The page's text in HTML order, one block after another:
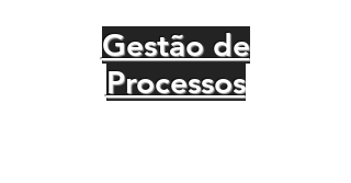
Gestão de
Processos